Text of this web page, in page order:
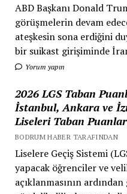
ABD Başkanı Donald
görüşmelerin devam
ateşkesin sona erdiğini
bir suikast girişiminde
Yorum yapın
2026 LGS Taban
İstanbul, Ankara ve
Liseleri Taban
BODRUM HABER TARAFINDAN
Liselere Geçiş Sistemi
yapacak öğrenciler ve
açıklanmasının